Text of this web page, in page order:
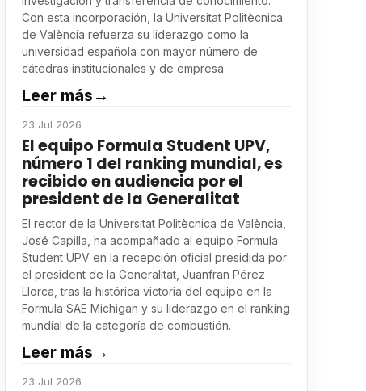
Con esta incorporación, la Universitat Politècnica
de València refuerza su liderazgo como la
universidad española con mayor número de
cátedras institucionales y de empresa.
Leer más →
23 Jul 2026
El equipo Formula Student UPV,
número 1 del ranking mundial, es
recibido en audiencia por el
president de la Generalitat
El rector de la Universitat Politècnica de València,
José Capilla, ha acompañado al equipo Formula
Student UPV en la recepción oficial presidida por
el president de la Generalitat, Juanfran Pérez
Llorca, tras la histórica victoria del equipo en la
Formula SAE Michigan y su liderazgo en el ranking
mundial de la categoría de combustión.
Leer más →
23 Jul 2026